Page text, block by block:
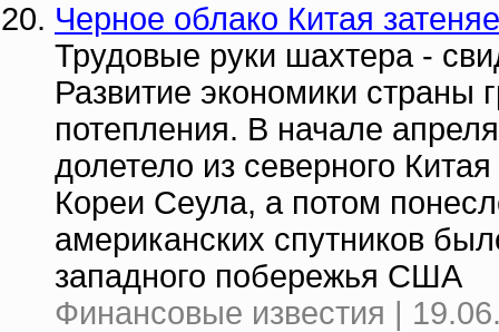
Черное облако Китая
Трудовые руки шахтера -
Развитие экономики страны
потепления. В начале
долетело из северного
Кореи Сеула, а потом
американских спутников
западного побережья США
Финансовые известия |